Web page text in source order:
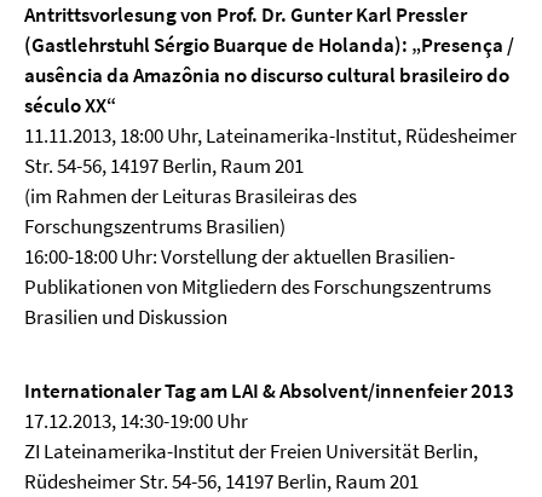
Antrittsvorlesung von Prof. Dr. Gunter Karl Pressler
(Gastlehrstuhl Sérgio Buarque de Holanda): „Presença /
ausência da Amazônia no discurso cultural brasileiro do
século XX“
11.11.2013, 18:00 Uhr, Lateinamerika-Institut, Rüdesheimer
Str. 54-56, 14197 Berlin, Raum 201
(im Rahmen der Leituras Brasileiras des
Forschungszentrums Brasilien)
16:00-18:00 Uhr: Vorstellung der aktuellen Brasilien-
Publikationen von Mitgliedern des Forschungszentrums
Brasilien und Diskussion
Internationaler Tag am LAI & Absolvent/innenfeier 2013
17.12.2013, 14:30-19:00 Uhr
ZI Lateinamerika-Institut der Freien Universität Berlin,
Rüdesheimer Str. 54-56, 14197 Berlin, Raum 201